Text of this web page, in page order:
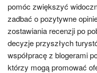
pomóc zwiększyć
zadbać o pozytywne
zostawiania recenzji po
decyzje przyszłych
współpracę z blogerami
którzy mogą promować